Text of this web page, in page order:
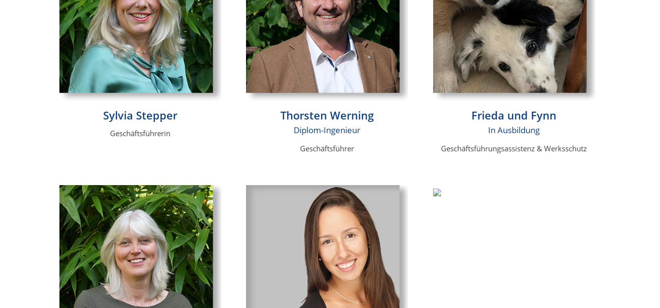
Sylvia Stepper
Geschäftsführerin
Thorsten Werning
Diplom-Ingenieur
Geschäftsführer
Frieda und Fynn
In Ausbildung
Geschäftsführungsassistenz & Werksschutz